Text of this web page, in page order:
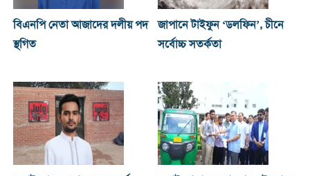
বিএনপি নেতা আজাদের দলীয় পদ
স্থগিত
জাপানে টাইফুন ‘ডলফিন’, চীনে
সর্বোচ্চ সতর্কতা